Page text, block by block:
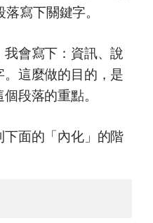
寫下關鍵字。
會寫下：資訊、說
這麼做的目的，是
段落的重點。
面的「內化」的階